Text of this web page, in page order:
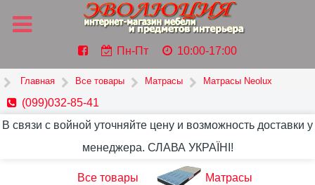
Пн-Пт 10:00-17:00
Главная Все товары Матрасы Матрасы Neolux
(099)032-85-41
В связи с войной уточняйте цену и возможность доставки у
менеджера. СЛАВА УКРАЇНІ!
Все товары Матрасы